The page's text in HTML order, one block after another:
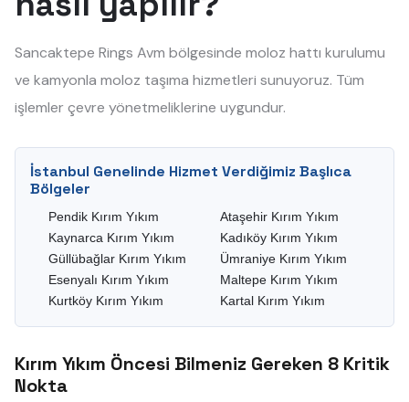
Sancaktepe Rings Avm bölgesinde moloz hattı kurulumu
ve kamyonla moloz taşıma hizmetleri sunuyoruz. Tüm
işlemler çevre yönetmeliklerine uygundur.
İstanbul Genelinde Hizmet Verdiğimiz Başlıca
Bölgeler
Pendik Kırım Yıkım
Kaynarca Kırım Yıkım
Güllübağlar Kırım Yıkım
Esenyalı Kırım Yıkım
Kurtköy Kırım Yıkım
Ataşehir Kırım Yıkım
Kadıköy Kırım Yıkım
Ümraniye Kırım Yıkım
Maltepe Kırım Yıkım
Kartal Kırım Yıkım
Kırım Yıkım Öncesi Bilmeniz Gereken 8 Kritik
Nokta